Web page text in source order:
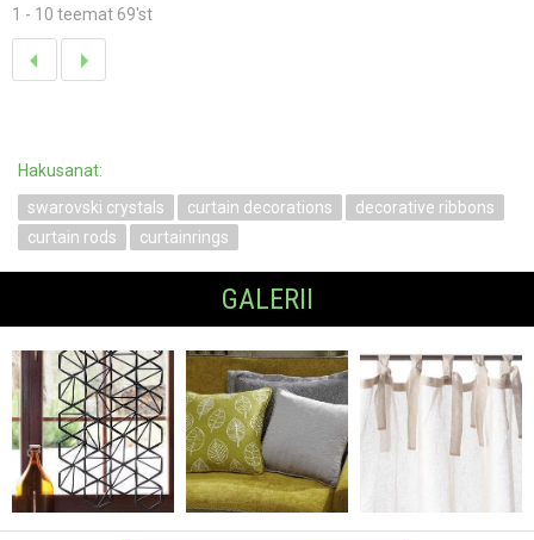
1 - 10 teemat 69'st
Hakusanat:
swarovski crystals
curtain decorations
decorative ribbons
curtain rods
curtainrings
GALERII